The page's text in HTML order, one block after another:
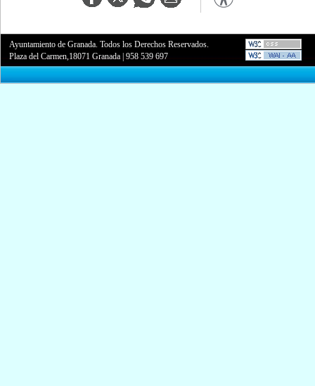
Ayuntamiento de Granada. Todos los Derechos Reservados.
Plaza del Carmen,18071 Granada |958 539 697